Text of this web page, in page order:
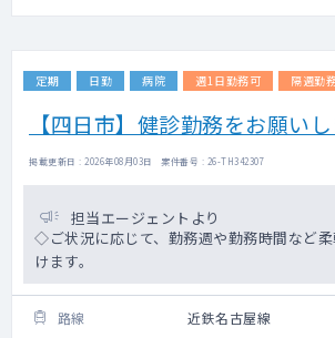
定期 日勤 病院 週1日勤務可 隔週勤
【四日市】健診勤務をお願い
掲載更新日 : 2026年08月03日 案件番号 : 26-TH342307
担当エージェントより
◇ご状況に応じて、勤務週や勤務時間など
けます。
路線 近鉄名古屋線